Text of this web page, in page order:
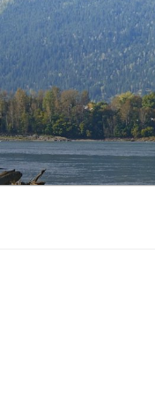
Zum
Inhalt
springen